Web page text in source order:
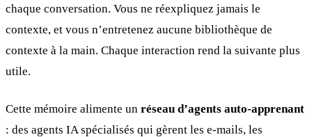
chaque conversation. Vous ne réexpliquez jamais le
contexte, et vous n’entretenez aucune bibliothèque de
contexte à la main. Chaque interaction rend la suivante plus
utile.
Cette mémoire alimente un réseau d’agents auto-apprenant
: des agents IA spécialisés qui gèrent les e-mails, les